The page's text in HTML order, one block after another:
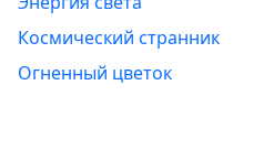
Космический странник
Огненный цветок